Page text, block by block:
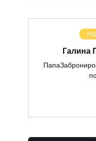
Галина